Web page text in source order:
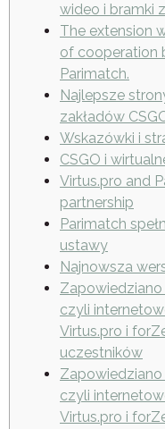
wideo i bramki
The extension
of cooperation
Parimatch.
Najlepsze
zakładów
Wskazówki i
CSGO i
Virtus.pro and
partnership
Parimatch
ustawy
Najnowsza
Zapowiedziano
czyli
Virtus.pro i
uczestników
Zapowiedziano
czyli
Virtus.pro i